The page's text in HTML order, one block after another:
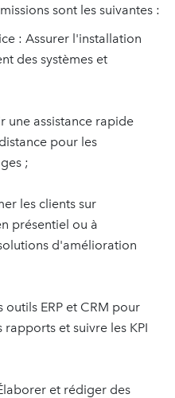
sont les suivantes :
: Assurer l'installation
des systèmes et
une assistance rapide
pour les
;
les clients sur
présentiel ou à
d'amélioration
outils ERP et CRM pour
et suivre les KPI
et rédiger des